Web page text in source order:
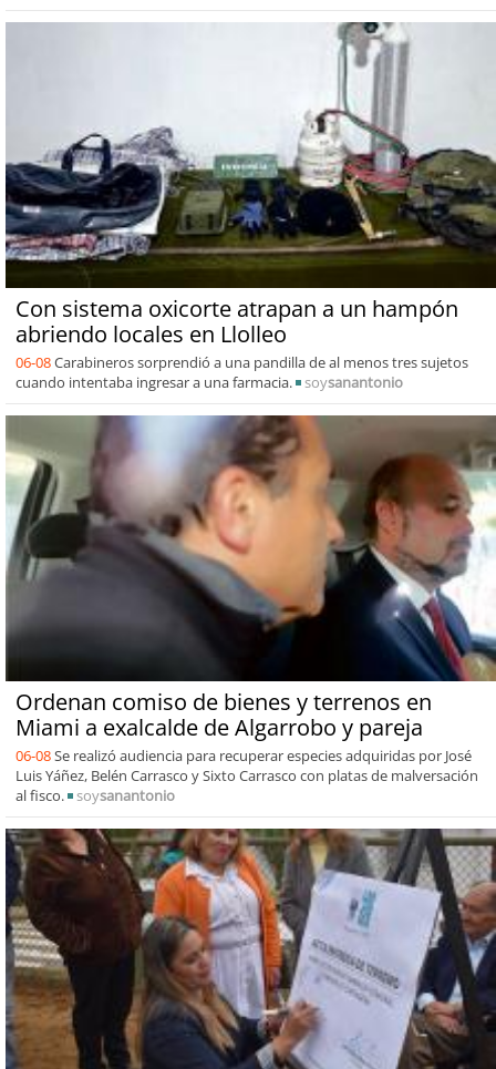
Con sistema oxicorte atrapan a un hampón
abriendo locales en Llolleo
06-08Carabineros sorprendió a una pandilla de al menos tres sujetos
cuando intentaba ingresar a una farmacia.
soysanantonio
Ordenan comiso de bienes y terrenos en
Miami a exalcalde de Algarrobo y pareja
06-08Se realizó audiencia para recuperar especies adquiridas por José
Luis Yáñez, Belén Carrasco y Sixto Carrasco con platas de malversación
al fisco.
soysanantonio